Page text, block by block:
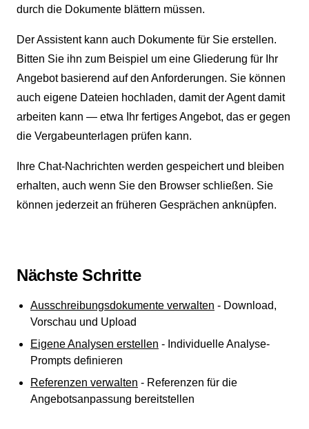
durch die Dokumente blättern müssen.
Der Assistent kann auch Dokumente für Sie erstellen.
Bitten Sie ihn zum Beispiel um eine Gliederung für Ihr
Angebot basierend auf den Anforderungen. Sie können
auch eigene Dateien hochladen, damit der Agent damit
arbeiten kann — etwa Ihr fertiges Angebot, das er gegen
die Vergabeunterlagen prüfen kann.
Ihre Chat-Nachrichten werden gespeichert und bleiben
erhalten, auch wenn Sie den Browser schließen. Sie
können jederzeit an früheren Gesprächen anknüpfen.
Nächste Schritte
Ausschreibungsdokumente verwalten - Download,
Vorschau und Upload
Eigene Analysen erstellen - Individuelle Analyse-
Prompts definieren
Referenzen verwalten - Referenzen für die
Angebotsanpassung bereitstellen